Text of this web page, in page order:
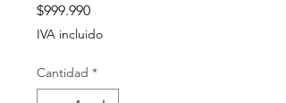
$999.990Precio
IVA incluido
Cantidad *